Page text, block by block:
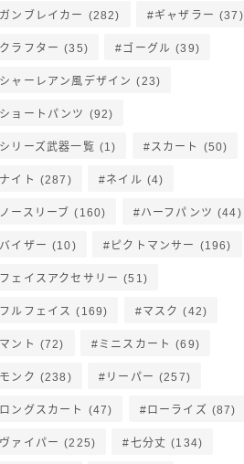
ガンブレイカー (282) ギャザラー (37)
クラフター (35) ゴーグル (39)
シャーレアン風デザイン (23)
ショートパンツ (92)
シリーズ武器一覧 (1) スカート (50)
ナイト (287) ネイル (4)
ノースリーブ (160) ハーフパンツ (44)
バイザー (10) ピクトマンサー (196)
フェイスアクセサリー (51)
フルフェイス (169) マスク (42)
マント (72) ミニスカート (69)
モンク (238) リーパー (257)
ロングスカート (47) ローライズ (87)
ヴァイパー (225) 七分丈 (134)